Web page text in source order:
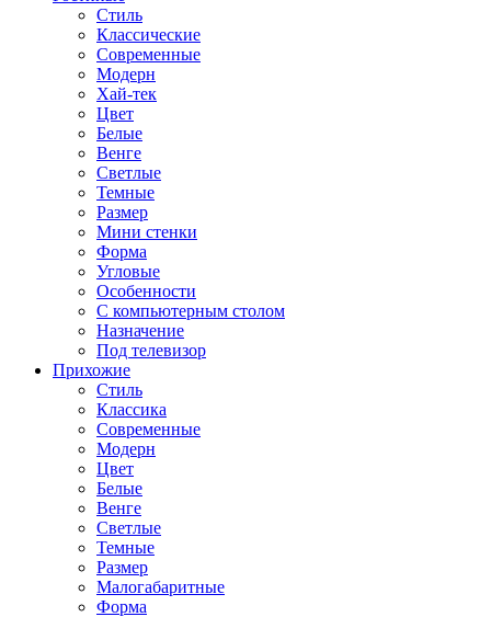
Стиль
Классические
Современные
Модерн
Хай-тек
Цвет
Белые
Венге
Светлые
Темные
Размер
Мини стенки
Форма
Угловые
Особенности
С компьютерным столом
Назначение
Под телевизор
Прихожие
Стиль
Классика
Современные
Модерн
Цвет
Белые
Венге
Светлые
Темные
Размер
Малогабаритные
Форма